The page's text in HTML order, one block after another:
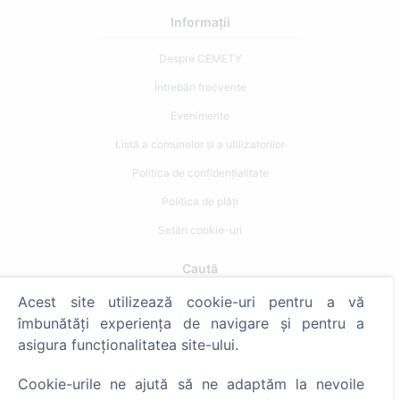
Informații
Despre CEMETY
Întrebări frecvente
Evenimente
Listă a comunelor și a utilizatorilor
Politica de confidențialitate
Politica de plăți
Setări cookie-uri
Caută
Caută decedați
Caută cimitire
Acest site utilizează cookie-uri pentru a vă
îmbunătăți experiența de navigare și pentru a
asigura funcționalitatea site-ului.
Cookie-urile ne ajută să ne adaptăm la nevoile